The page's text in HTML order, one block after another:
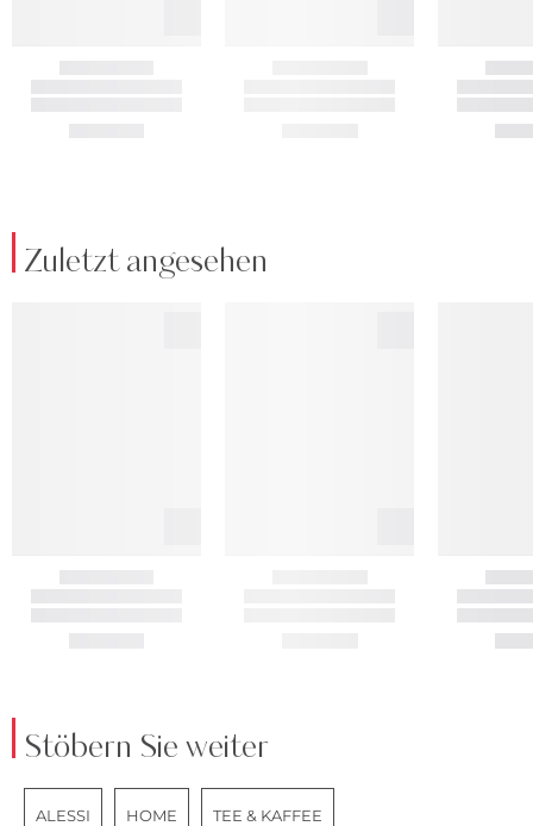
Zuletzt angesehen
Stöbern Sie weiter
ALESSI HOME TEE & KAFFEE